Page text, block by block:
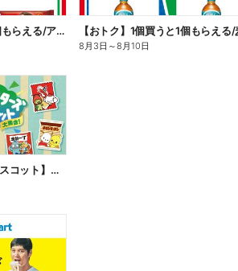
【おトク】1個買うと1個もらえる/アイス 【おトク】1個買うと1個もらえる
8月3日 ～8月10日
【サンリオ×メーカーマスコット】オリジナルグッズ貰える!